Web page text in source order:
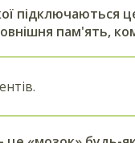
підключаються
пам'ять,